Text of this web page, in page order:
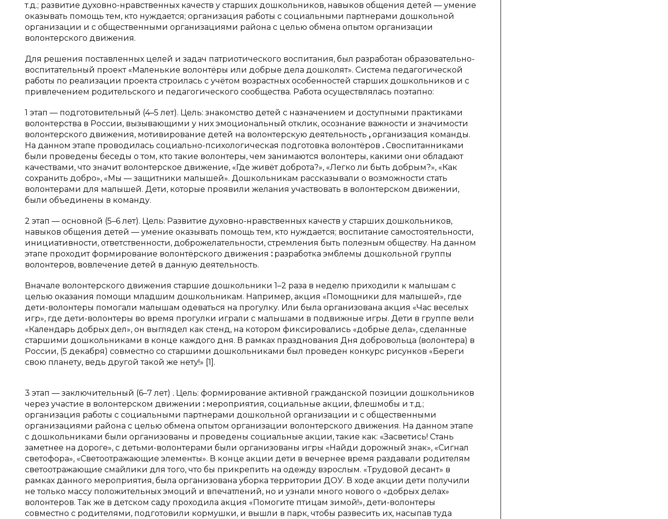
т.д.; развитие духовно-нравственных качеств у старших дошкольников, навыков общения детей — умение
оказывать помощь тем, кто нуждается; организация работы с социальными партнерами дошкольной
организации и с общественными организациями района с целью обмена опытом организации
волонтерского движения.
Для решения поставленных целей и задач патриотического воспитания, был разработан образовательно-
воспитательный проект «Маленькие волонтёры или добрые дела дошколят». Система педагогической
работы по реализации проекта строилась с учётом возрастных особенностей старших дошкольников и с
привлечением родительского и педагогического сообщества. Работа осуществлялась поэтапно:
1 этап — подготовительный (4–5 лет). Цель: знакомство детей с назначением и доступными практиками
волонтерства в России, вызывающими у них эмоциональный отклик, осознание важности и значимости
волонтерского движения, мотивирование детей на волонтерскую деятельность ,организация команды.
На данном этапе проводилась социально-психологическая подготовка волонтёров .Своспитанниками
были проведены беседы о том, кто такие волонтеры, чем занимаются волонтеры, какими они обладают
качествами, что значит волонтерское движение, «Где живёт доброта?», «Легко ли быть добрым?», «Как
сохранить добро», «Мы — защитники малышей». Дошкольникам рассказывали о возможности стать
волонтерами для малышей. Дети, которые проявили желания участвовать в волонтерском движении,
были объединены в команду.
2 этап — основной (5–6 лет). Цель: Развитие духовно-нравственных качеств у старших дошкольников,
навыков общения детей — умение оказывать помощь тем, кто нуждается; воспитание самостоятельности,
инициативности, ответственности, доброжелательности, стремления быть полезным обществу. На данном
этапе проходит формирование волонтёрского движения : разработка эмблемы дошкольной группы
волонтеров, вовлечение детей в данную деятельность.
Вначале волонтерского движения старшие дошкольники 1–2 раза в неделю приходили к малышам с
целью оказания помощи младшим дошкольникам. Например, акция «Помощники для малышей», где
дети-волонтеры помогали малышам одеваться на прогулку. Или была организована акция «Час веселых
игр», где дети-волонтеры во время прогулки играли с малышами в подвижные игры. Дети в группе вели
«Календарь добрых дел», он выглядел как стенд, на котором фиксировались «добрые дела», сделанные
старшими дошкольниками в конце каждого дня. В рамках празднования Дня добровольца (волонтера) в
России, (5 декабря) совместно со старшими дошкольниками был проведен конкурс рисунков «Береги
свою планету, ведь другой такой же нету!» [1].
3 этап — заключительный (6–7 лет) . Цель: формирование активной гражданской позиции дошкольников
через участие в волонтерском движении : мероприятия, социальные акции, флешмобы и т.д.;
организация работы с социальными партнерами дошкольной организации и с общественными
организациями района с целью обмена опытом организации волонтерского движения. На данном этапе
с дошкольниками были организованы и проведены социальные акции, такие как: «Засветись! Стань
заметнее на дороге», с детьми-волонтерами были организованы игры «Найди дорожный знак», «Сигнал
светофора», «Светоотражающие элементы». В конце акции дети в вечернее время раздавали родителям
светоотражающие смайлики для того, что бы прикрепить на одежду взрослым. «Трудовой десант» в
рамках данного мероприятия, была организована уборка территории ДОУ. В ходе акции дети получили
не только массу положительных эмоций и впечатлений, но и узнали много нового о «добрых делах»
волонтеров. Так же в детском саду проходила акция «Помогите птицам зимой!», дети-волонтеры
совместно с родителями, подготовили кормушки, и вышли в парк, чтобы развесить их, насыпав туда